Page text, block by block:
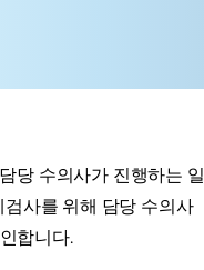
당 수의사가 진행하는 일
사를 위해 담당 수의사
합니다.